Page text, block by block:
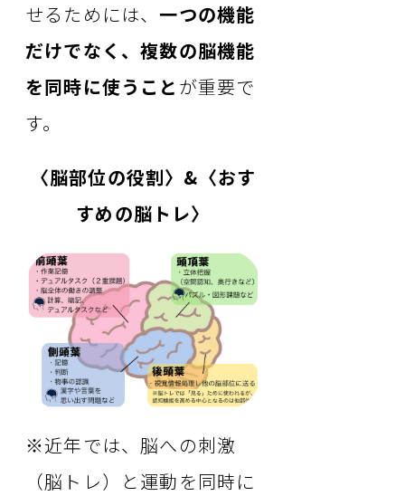
せるためには、 一つの機能
だけでなく、複数の脳機能
を同時に使うこと が重要で
す。
〈脳部位の役割〉&〈おす
すめの脳トレ〉
※近年では、脳への刺激
（脳トレ）と運動を同時に